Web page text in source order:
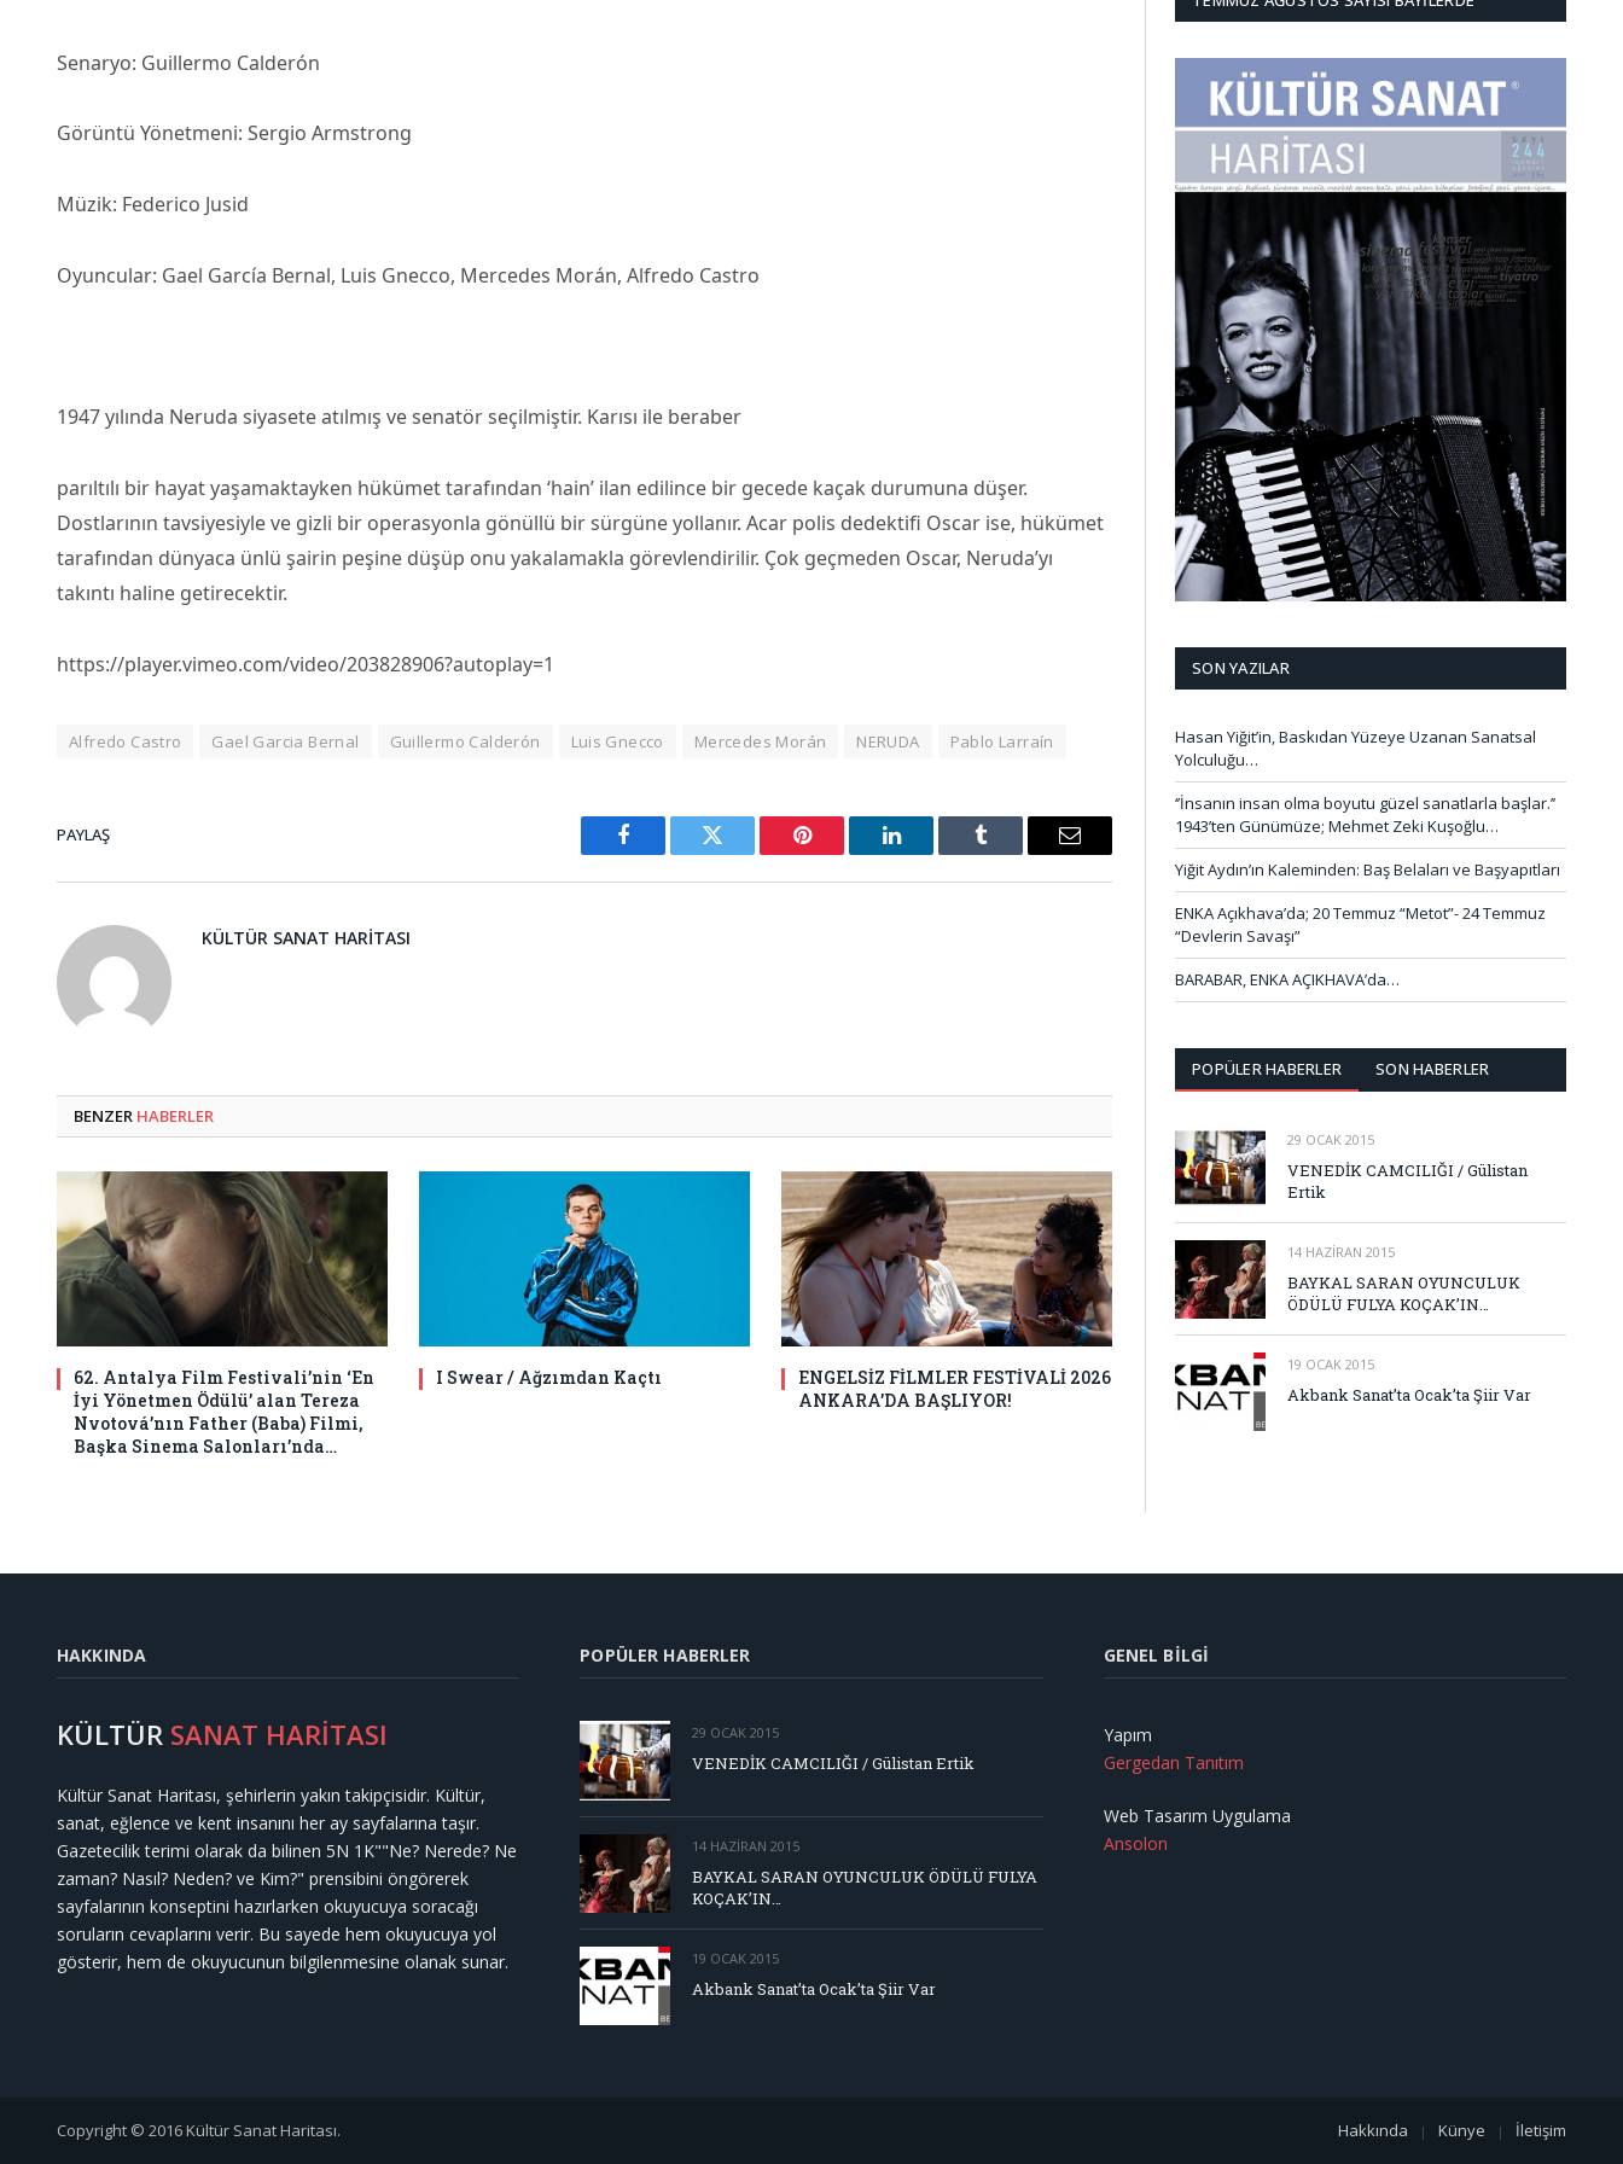
Senaryo: Guillermo Calderón
Görüntü Yönetmeni: Sergio Armstrong
Müzik: Federico Jusid
Oyuncular: Gael García Bernal, Luis Gnecco, Mercedes Morán, Alfredo Castro
1947 yılında Neruda siyasete atılmış ve senatör seçilmiştir. Karısı ile beraber
parıltılı bir hayat yaşamaktayken hükümet tarafından ‘hain’ ilan edilince bir gecede kaçak durumuna düşer.
Dostlarının tavsiyesiyle ve gizli bir operasyonla gönüllü bir sürgüne yollanır. Acar polis dedektifi Oscar ise, hükümet
tarafından dünyaca ünlü şairin peşine düşüp onu yakalamakla görevlendirilir. Çok geçmeden Oscar, Neruda’yı
takıntı haline getirecektir.
https://player.vimeo.com/video/203828906?autoplay=1
Alfredo Castro Gael Garcia Bernal Guillermo Calderón Luis Gnecco Mercedes Morán NERUDA Pablo Larraín
PAYLAŞ
Facebook Twitter Pinterest LinkedIn Tumblr Email
KÜLTÜR SANAT HARITASI
BENZER HABERLER
62. Antalya Film Festivali’nin ‘En
İyi Yönetmen Ödülü’ alan Tereza
Nvotová’nın Father (Baba) Filmi,
Başka Sinema Salonları’nda…
I Swear / Ağzımdan Kaçtı
ENGELSİZ FİLMLER FESTİVALİ 2026
ANKARA’DA BAŞLIYOR!
SON YAZILAR
Hasan Yiğit’in, Baskıdan Yüzeye Uzanan Sanatsal
Yolculuğu…
‘’İnsanın insan olma boyutu güzel sanatlarla başlar.’’
1943’ten Günümüze; Mehmet Zeki Kuşoğlu…
Yiğit Aydın’ın Kaleminden: Baş Belaları ve Başyapıtları
ENKA Açıkhava’da; 20 Temmuz “Metot”- 24 Temmuz
“Devlerin Savaşı”
BARABAR, ENKA AÇIKHAVA’da…
POPÜLER HABERLER SON HABERLER
29 OCAK 2015
VENEDİK CAMCILIĞI / Gülistan
Ertik
14 HAZIRAN 2015
BAYKAL SARAN OYUNCULUK
ÖDÜLÜ FULYA KOÇAK’IN…
19 OCAK 2015
Akbank Sanat’ta Ocak’ta Şiir Var
HAKKINDA
KÜLTÜR SANAT HARİTASI
Kültür Sanat Haritası, şehirlerin yakın takipçisidir. Kültür,
sanat, eğlence ve kent insanını her ay sayfalarına taşır.
Gazetecilik terimi olarak da bilinen 5N 1K""Ne? Nerede? Ne
zaman? Nasıl? Neden? ve Kim?" prensibini öngörerek
sayfalarının konseptini hazırlarken okuyucuya soracağı
soruların cevaplarını verir. Bu sayede hem okuyucuya yol
gösterir, hem de okuyucunun bilgilenmesine olanak sunar.
POPÜLER HABERLER
29 OCAK 2015
VENEDİK CAMCILIĞI / Gülistan Ertik
14 HAZIRAN 2015
BAYKAL SARAN OYUNCULUK ÖDÜLÜ FULYA
KOÇAK’IN…
19 OCAK 2015
Akbank Sanat’ta Ocak’ta Şiir Var
GENEL BILGI
Yapım
Gergedan Tanıtım
Web Tasarım Uygulama
Ansolon
Copyright © 2016 Kültür Sanat Haritası. Hakkında Künye İletişim